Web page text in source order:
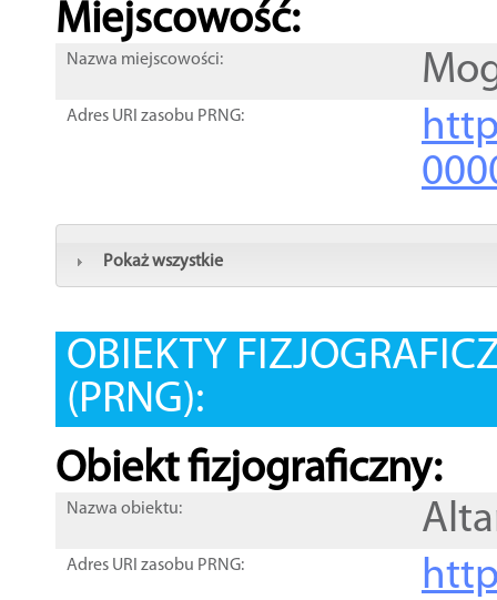
Miejscowość:
Nazwa miejscowości:
Adres URI zasobu PRNG:
Pokaż wszystkie
OBIEKTY
(PRNG):
Obiekt fizjograficzny:
Nazwa obiektu:
Adres URI zasobu PRNG: